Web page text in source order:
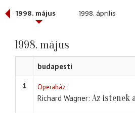
1998. május 1998. április
1998. május
budapesti
1
Operaház
Richard Wagner Az istenek